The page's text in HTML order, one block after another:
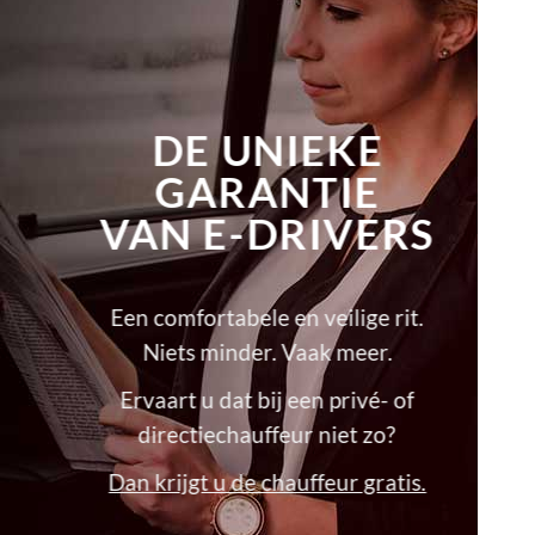
DE UNIEKE
GARANTIE
VAN E-DRIVERS
Een comfortabele en veilige rit.
Niets minder. Vaak meer.
Ervaart u dat bij een privé- of
directiechauffeur niet zo?
Dan krijgt u de chauffeur gratis.